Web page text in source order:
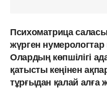
Психоматрица
жүрген нумерологтар
Олардың көпшілігі
қатысты кеңінен
тұрғыдан қалай алға